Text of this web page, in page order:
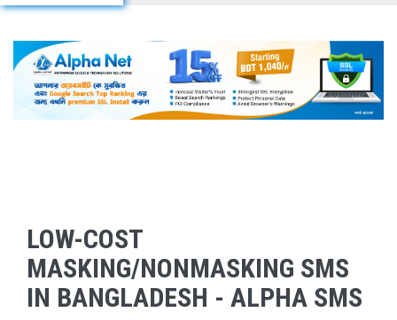
LOW-COST
MASKING/NONMASKING SMS
IN BANGLADESH - ALPHA SMS